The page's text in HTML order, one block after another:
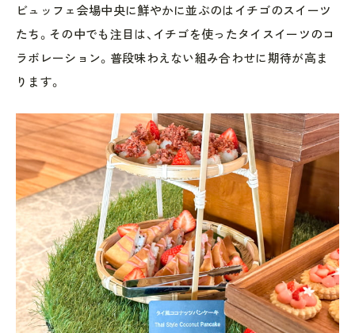
ビュッフェ会場中央に鮮やかに並ぶのはイチゴのスイーツ
たち。その中でも注目は、イチゴを使ったタイスイーツのコ
ラボレーション。普段味わえない組み合わせに期待が高ま
ります。